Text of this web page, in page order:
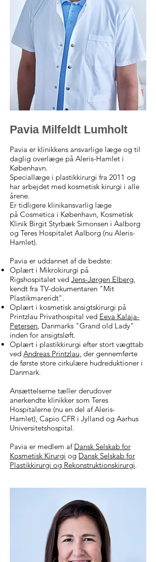
Pavia Milfeldt Lumholt
Pavia er klinikkens ansvarlige læge og til
daglig overlæge på Aleris-Hamlet i
København.
Speciallæge i plastikkirurgi fra 2011 og
har arbejdet med kosmetisk kirurgi i alle
årene.
Er tidligere klinikansvarlig læge
på Cosmetica i København, Kosmetisk
Klinik Birgit Styrbæk Simonsen i Aalborg
og Teres Hospitalet Aalborg (nu Aleris-
Hamlet).
Pavia er uddannet af de bedste:
Oplært i Mikrokirurgi på
Rigshospitalet ved Jens-Jørgen Elberg,
kendt fra TV-dokumentaren "Mit
Plastikmareridt".
Oplært i kosmetisk ansigtskirurgi på
Printzlau Privathospital ved Eeva Kalaja-
Petersen, Danmarks "Grand old Lady"
inden for ansigtsløft.
Oplært i plastikkirurgi efter stort vægttab
ved Andreas Printzlau, der gennemførte
de første store cirkulære hudreduktioner i
Danmark.
Ansættelserne tæller derudover
anerkendte klinikker som Teres
Hospitalerne (nu en del afAleris-
Hamlet), Capio CFR i Jylland og Aarhus
Universitetshospital.
Pavia er medlem af Dansk Selskab for
Kosmetisk Kirurgi og Dansk Selskab for
Plastikkirurgi og Rekonstruktionskirurgi.